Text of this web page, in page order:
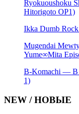
Ryokuoushoku
Hitorigoto OP1)
Ikka Dumb
Mugendai
Yume∞Mita
B-Komachi — B
1)
NEW / НОВЫЕ